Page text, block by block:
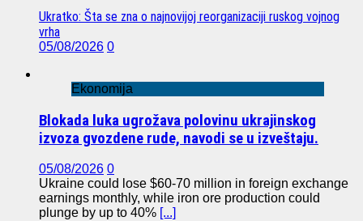
Ukratko: Šta se zna o najnovijoj reorganizaciji ruskog vojnog
vrha
05/08/2026 0
Ekonomija
Blokada luka ugrožava polovinu ukrajinskog
izvoza gvozdene rude, navodi se u izveštaju.
05/08/2026 0
Ukraine could lose $60-70 million in foreign exchange
earnings monthly, while iron ore production could
plunge by up to 40% [...]